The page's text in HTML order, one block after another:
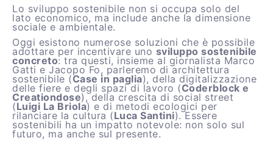
Lo sviluppo sostenibile non si occupa solo del
lato economico, ma include anche la dimensione
sociale e ambientale.
Oggi esistono numerose soluzioni che è possibile
adottare per incentivare uno sviluppo sostenibile
concreto: tra questi, insieme al giornalista Marco
Gatti e Jacopo Fo, parleremo di architettura
sostenibile (Case in paglia), della digitalizzazione
delle fiere e degli spazi di lavoro (Coderblock e
Creationdose), della crescita di social street
(Luigi La Briola) e di metodi ecologici per
rilanciare la cultura (Luca Santini). Essere
sostenibili ha un impatto notevole: non solo sul
futuro, ma anche sul presente.